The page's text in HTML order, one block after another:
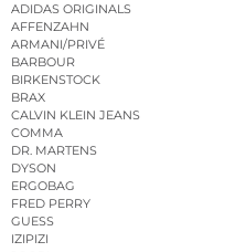
ADIDAS ORIGINALS
AFFENZAHN
ARMANI/PRIVÉ
BARBOUR
BIRKENSTOCK
BRAX
CALVIN KLEIN JEANS
COMMA
DR. MARTENS
DYSON
ERGOBAG
FRED PERRY
GUESS
IZIPIZI